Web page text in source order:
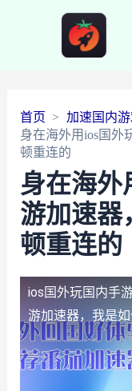
首页
加速国内
身在海外用ios国外
顿重连的
身在海外
游加速器
顿重连的
ios国外玩国内手
游加速器，我是